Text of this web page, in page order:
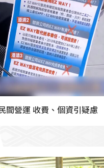
間營運 收費、個資引疑慮